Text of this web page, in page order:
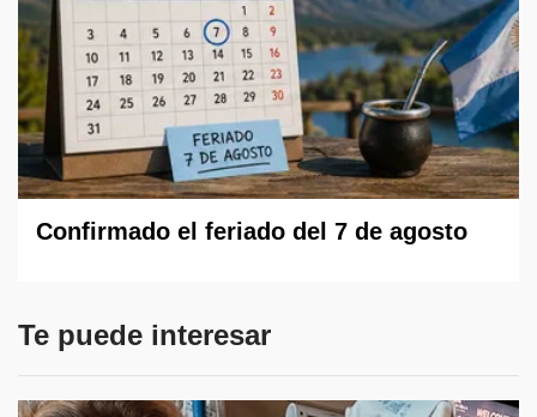
Confirmado el feriado del 7 de agosto
Te puede interesar